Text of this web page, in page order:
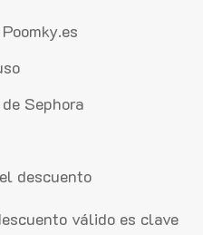
Sephora
descuento
válido es clave